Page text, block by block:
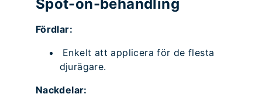
Spot-on-behandling
Fördlar:
Enkelt att applicera för de flesta
djurägare.
Nackdelar: